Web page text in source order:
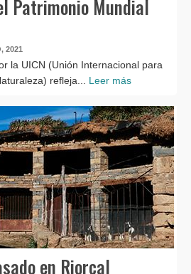
Patrimonio Mundial
2021
la UICN (Unión Internacional para
refleja... Leer más
en Riorcal